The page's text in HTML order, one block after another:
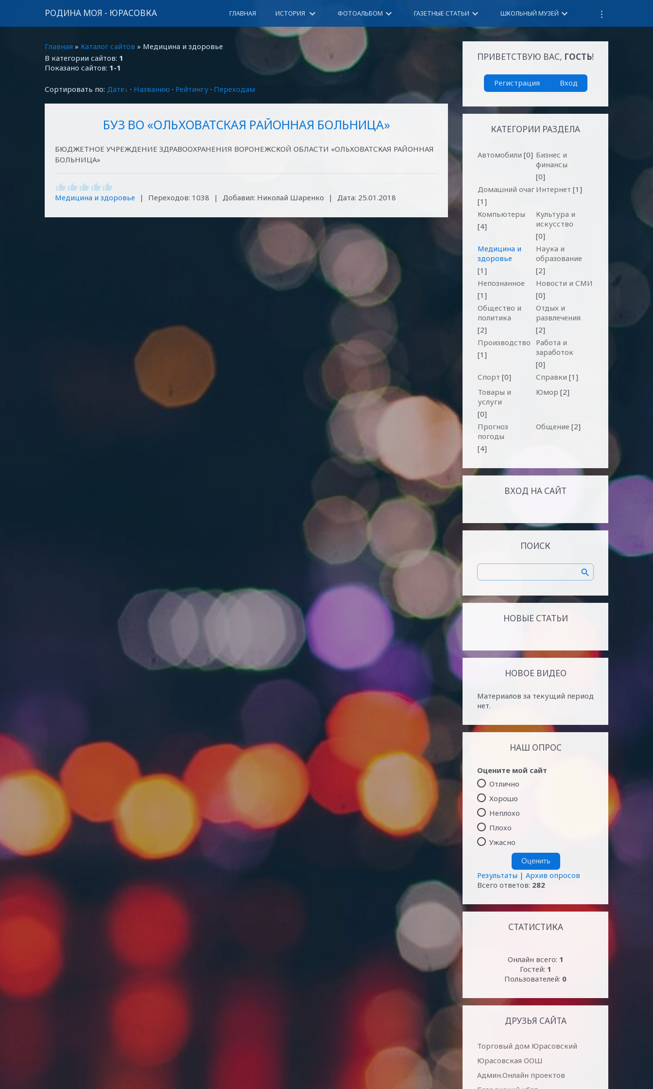
РОДИНА МОЯ - ЮРАСОВКА ГЛАВНАЯ ИСТОРИЯ keyboard_arrow_down ФОТОАЛЬБОМ keyboard_arrow_down ГАЗЕТНЫЕ СТАТЬИ keyboard_arrow_down ШКОЛЬНЫЙ МУЗЕЙ keyboard_arrow_down
Главная » Каталог сайтов » Медицина и здоровье
В категории сайтов: 1
Показано сайтов: 1-1
Сортировать по: Дате · Названию · Рейтингу · Переходам
БУЗ ВО «ОЛЬХОВАТСКАЯ РАЙОННАЯ БОЛЬНИЦА»
БЮДЖЕТНОЕ УЧРЕЖДЕНИЕ ЗДРАВООХРАНЕНИЯ ВОРОНЕЖСКОЙ ОБЛАСТИ «ОЛЬХОВАТСКАЯ РАЙОННАЯ
БОЛЬНИЦА»
Медицина и здоровье | Переходов: 1038 | Добавил: Николай Шаренко | Дата: 25.01.2018
ПРИВЕТСТВУЮ ВАС, ГОСТЬ!
Регистрация Вход
КАТЕГОРИИ РАЗДЕЛА
Автомобили [0] Бизнес и
финансы
[0]
Домашний очаг
[1]
Интернет [1]
Компьютеры
[4]
Культура и
искусство
[0]
Медицина и
здоровье
[1]
Наука и
образование
[2]
Непознанное
[1]
Новости и СМИ
[0]
Общество и
политика
[2]
Отдых и
развлечения
[2]
Производство
[1]
Работа и
заработок
[0]
Спорт [0] Справки [1]
Товары и
услуги
[0]
Юмор [2]
Прогноз
погоды
[4]
Общение [2]
ВХОД НА САЙТ
ПОИСК
НОВЫЕ СТАТЬИ
НОВОЕ ВИДЕО
Материалов за текущий период
нет.
НАШ ОПРОС
Оцените мой сайт
Отлично
Хорошо
Неплохо
Плохо
Ужасно
Результаты | Архив опросов
Всего ответов: 282
СТАТИСТИКА
Онлайн всего: 1
Гостей: 1
Пользователей: 0
ДРУЗЬЯ САЙТА
Торговый дом Юрасовский
Юрасовская ООШ
Админ.Онлайн проектов